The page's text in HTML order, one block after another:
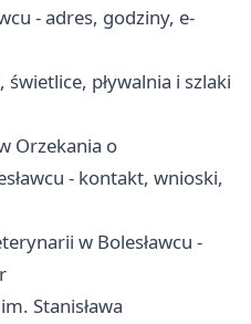
- adres, godziny, e-
świetlice, pływalnia i szlaki
Orzekania o
- kontakt, wnioski,
w Bolesławcu -
Stanisława